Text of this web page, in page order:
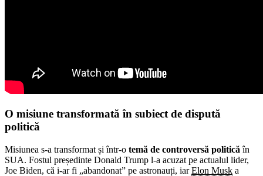
O misiune transformată în subiect de dispută
politică
Misiunea s-a transformat și într-o temă de controversă politică în
SUA. Fostul președinte Donald Trump l-a acuzat pe actualul lider,
Joe Biden, că i-ar fi „abandonat” pe astronauți, iarElon Musk a